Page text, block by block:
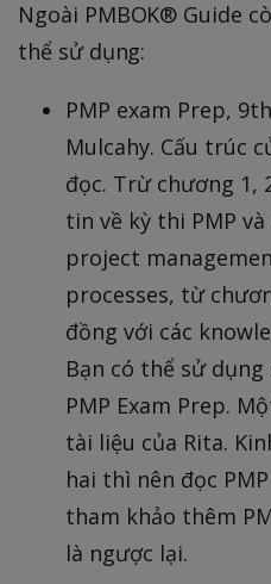
Ngoài PMBOK® Guide
thể sử dụng:
PMP exam Prep,
Mulcahy. Cấu trúc
đọc. Trừ chương 1,
tin về kỳ thi PMP
project
processes, từ
đồng với các
Bạn có thể sử dụng
PMP Exam Prep.
tài liệu của Rita.
hai thì nên đọc
tham khảo thêm
là ngược lại.